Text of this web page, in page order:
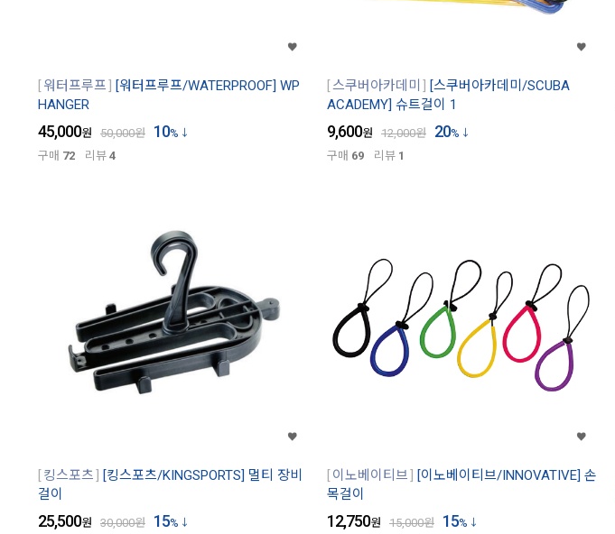
워터프루프
[워터프루프/WATERPROOF] WP
HANGER
45,000원 50,000원 10%
구매 72 리뷰 4
스쿠버아카데미
[스쿠버아카데미/SCUBA
ACADEMY] 슈트걸이 1
9,600원 12,000원 20%
구매 69 리뷰 1
킹스포츠
[킹스포츠/KINGSPORTS] 멀티 장비
걸이
25,500원 30,000원 15%
이노베이티브
[이노베이티브/INNOVATIVE] 손
목걸이
12,750원 15,000원 15%